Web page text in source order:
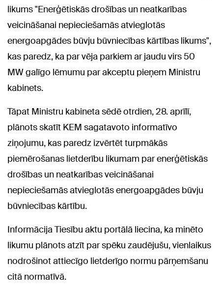
likums "Enerģētiskās drošības un neatkarības
veicināšanai nepieciešamās atvieglotās
energoapgādes būvju būvniecības kārtības likums",
kas paredz, ka par vēja parkiem ar jaudu virs 50
MW galīgo lēmumu par akceptu pieņem Ministru
kabinets.
Tāpat Ministru kabineta sēdē otrdien, 28. aprīlī,
plānots skatīt KEM sagatavoto informatīvo
ziņojumu, kas paredz izvērtēt turpmākās
piemērošanas lietderību likumam par enerģētiskās
drošības un neatkarības veicināšanai
nepieciešamās atvieglotās energoapgādes būvju
būvniecības kārtību.
Informācija Tiesību aktu portālā liecina, ka minēto
likumu plānots atzīt par spēku zaudējušu, vienlaikus
nodrošinot attiecīgo lietderīgo normu pārņemšanu
citā normatīvā.